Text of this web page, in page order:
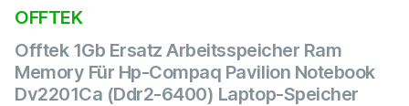
OFFTEK
Offtek 1Gb Ersatz Arbeitsspeicher Ram
Memory Für Hp-Compaq Pavilion Notebook
Dv2201Ca (Ddr2-6400) Laptop-Speicher